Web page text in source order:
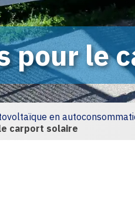
pour le
en
carport solaire